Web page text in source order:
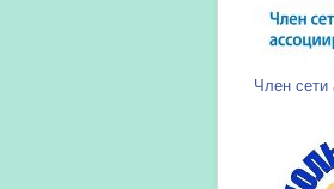
Член сети